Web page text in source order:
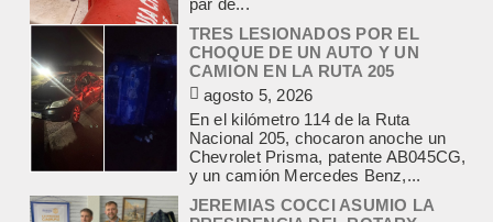
Nacional 205, chocaron anoche un
Chevrolet Prisma, patente AB045CG,
y un camión Mercedes Benz,...
JEREMIAS COCCI ASUMIO LA
PRESIDENCIA DEL ROTARY
agosto 4, 2026
En el salón de la avenida Yrigoyen
colmado, asumió la presidencia del
Rotary Club de Lobos Jeremías
Cocci, para el...